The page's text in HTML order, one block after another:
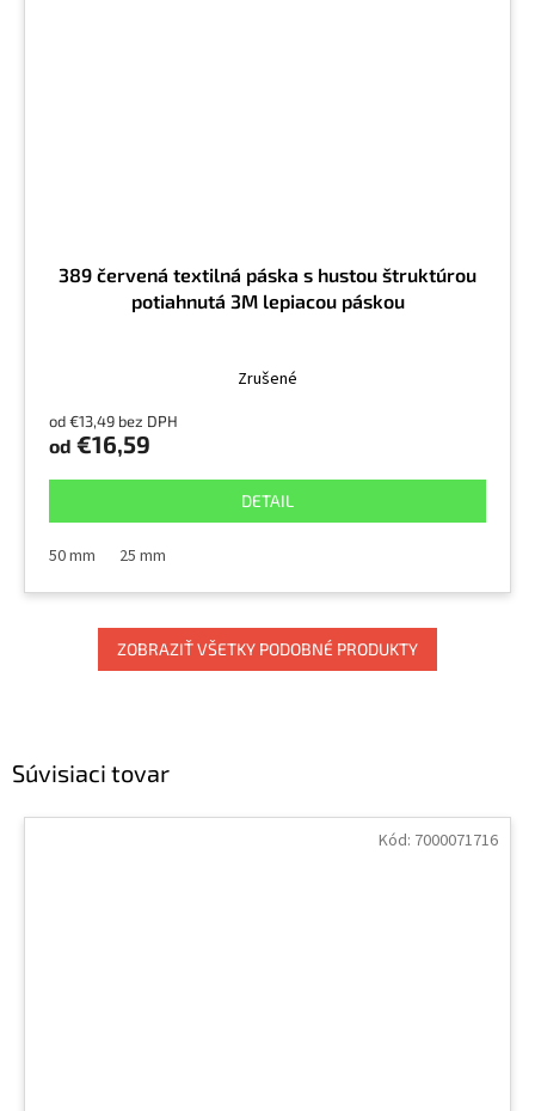
Súvisiaci tovar
Kód: 7000071716
389 červená textilná páska s hustou štruktúrou
potiahnutá 3M lepiacou páskou
Zrušené
od €13,49 bez DPH
od €16,59
DETAIL
50 mm 25 mm
ZOBRAZIŤ VŠETKY PODOBNÉ PRODUKTY